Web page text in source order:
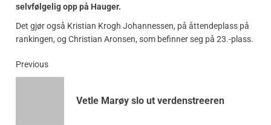
selvfølgelig opp på Hauger.
Det gjør også Kristian Krogh Johannessen, på åttendeplass på
rankingen, og Christian Aronsen, som befinner seg på 23.-plass.
Previous
Vetle Marøy slo ut verdenstreeren